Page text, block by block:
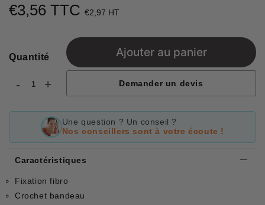
€3,56 TTC €2,97 HT
Quantité
- +
Ajouter au panier
Demander un devis
Une question ? Un conseil ?
Nos conseillers sont à votre écoute !
Caractéristiques
Fixation fibro
Crochet bandeau